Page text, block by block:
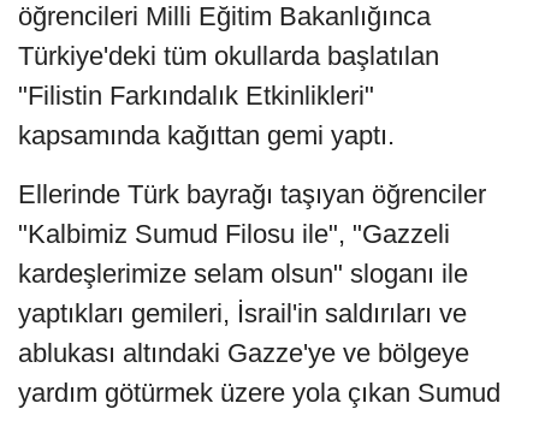
öğrencileri Milli Eğitim Bakanlığınca
Türkiye'deki tüm okullarda başlatılan
"Filistin Farkındalık Etkinlikleri"
kapsamında kağıttan gemi yaptı.
Ellerinde Türk bayrağı taşıyan öğrenciler
"Kalbimiz Sumud Filosu ile", "Gazzeli
kardeşlerimize selam olsun" sloganı ile
yaptıkları gemileri, İsrail'in saldırıları ve
ablukası altındaki Gazze'ye ve bölgeye
yardım götürmek üzere yola çıkan Sumud